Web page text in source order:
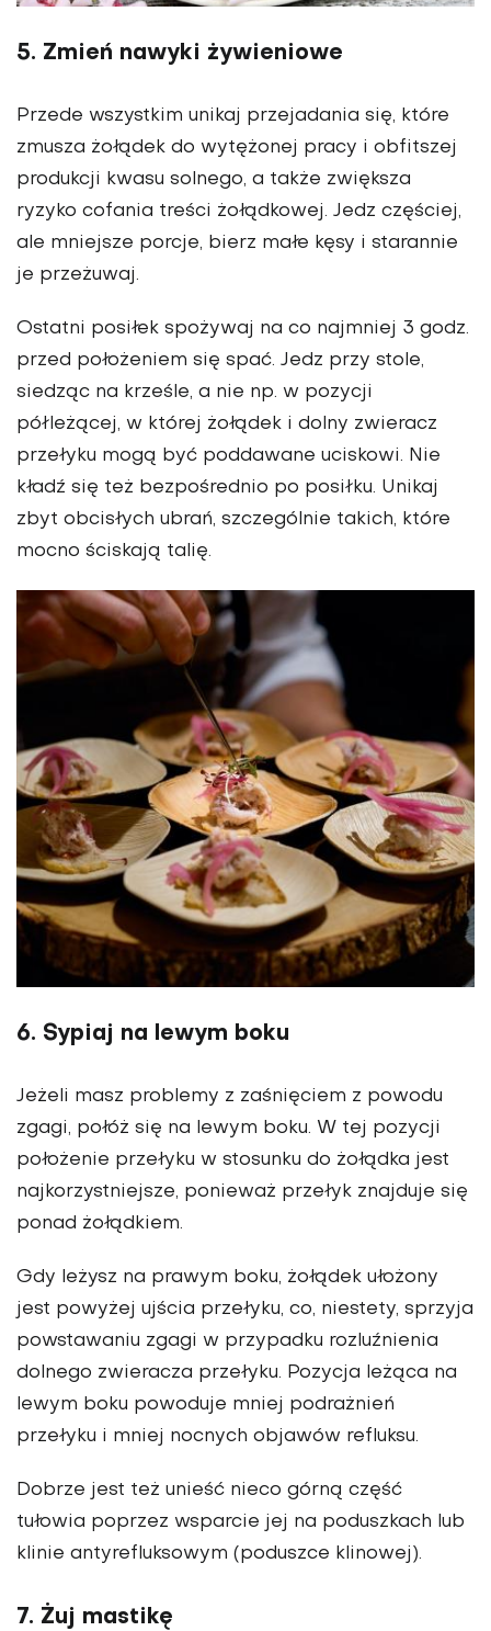
5. Zmień nawyki żywieniowe
Przede wszystkim unikaj przejadania się, które
zmusza żołądek do wytężonej pracy i obfitszej
produkcji kwasu solnego, a także zwiększa
ryzyko cofania treści żołądkowej. Jedz częściej,
ale mniejsze porcje, bierz małe kęsy i starannie
je przeżuwaj.
Ostatni posiłek spożywaj na co najmniej 3 godz.
przed położeniem się spać. Jedz przy stole,
siedząc na krześle, a nie np. w pozycji
półleżącej, w której żołądek i dolny zwieracz
przełyku mogą być poddawane uciskowi. Nie
kładź się też bezpośrednio po posiłku. Unikaj
zbyt obcisłych ubrań, szczególnie takich, które
mocno ściskają talię.
6. Sypiaj na lewym boku
Jeżeli masz problemy z zaśnięciem z powodu
zgagi, połóż się na lewym boku. W tej pozycji
położenie przełyku w stosunku do żołądka jest
najkorzystniejsze, ponieważ przełyk znajduje się
ponad żołądkiem.
Gdy leżysz na prawym boku, żołądek ułożony
jest powyżej ujścia przełyku, co, niestety, sprzyja
powstawaniu zgagi w przypadku rozluźnienia
dolnego zwieracza przełyku. Pozycja leżąca na
lewym boku powoduje mniej podrażnień
przełyku i mniej nocnych objawów refluksu.
Dobrze jest też unieść nieco górną część
tułowia poprzez wsparcie jej na poduszkach lub
klinie antyrefluksowym (poduszce klinowej).
7. Żuj mastikę